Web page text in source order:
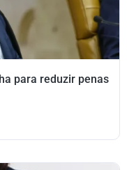
para reduzir penas